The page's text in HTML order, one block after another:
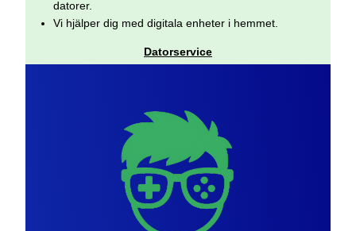
datorer.
Vi hjälper dig med digitala enheter i hemmet.
Datorservice